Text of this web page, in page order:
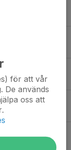
för att vår
De används
oss att